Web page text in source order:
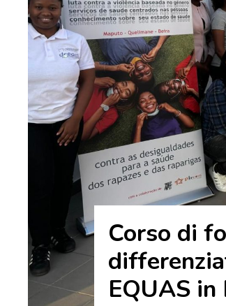
Corso di
EQUAS